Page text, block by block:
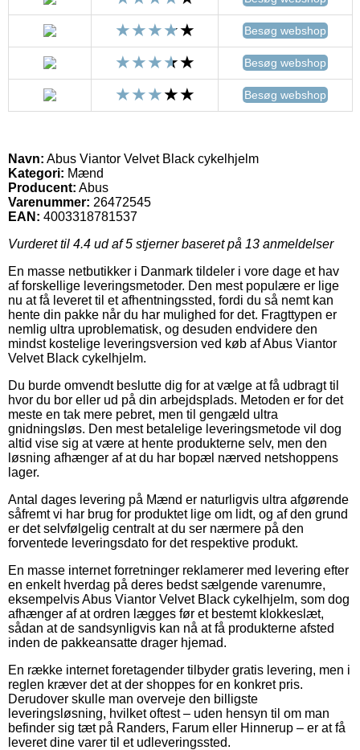
Besøg webshop
Besøg webshop
Besøg webshop
Navn: Abus Viantor Velvet Black cykelhjelm
Kategori: Mænd
Producent: Abus
Varenummer: 26472545
EAN: 4003318781537
Vurderet til 4.4 ud af 5 stjerner baseret på 13 anmeldelser
En masse netbutikker i Danmark tildeler i vore dage et hav
af forskellige leveringsmetoder. Den mest populære er lige
nu at få leveret til et afhentningssted, fordi du så nemt kan
hente din pakke når du har mulighed for det. Fragttypen er
nemlig ultra uproblematisk, og desuden endvidere den
mindst kostelige leveringsversion ved køb af Abus Viantor
Velvet Black cykelhjelm.
Du burde omvendt beslutte dig for at vælge at få udbragt til
hvor du bor eller ud på din arbejdsplads. Metoden er for det
meste en tak mere pebret, men til gengæld ultra
gnidningsløs. Den mest betalelige leveringsmetode vil dog
altid vise sig at være at hente produkterne selv, men den
løsning afhænger af at du har bopæl nærved netshoppens
lager.
Antal dages levering på Mænd er naturligvis ultra afgørende
såfremt vi har brug for produktet lige om lidt, og af den grund
er det selvfølgelig centralt at du ser nærmere på den
forventede leveringsdato for det respektive produkt.
En masse internet forretninger reklamerer med levering efter
en enkelt hverdag på deres bedst sælgende varenumre,
eksempelvis Abus Viantor Velvet Black cykelhjelm, som dog
afhænger af at ordren lægges før et bestemt klokkeslæt,
sådan at de sandsynligvis kan nå at få produkterne afsted
inden de pakkeansatte drager hjemad.
En række internet foretagender tilbyder gratis levering, men i
reglen kræver det at der shoppes for en konkret pris.
Derudover skulle man overveje den billigste
leveringsløsning, hvilket oftest – uden hensyn til om man
befinder sig tæt på Randers, Farum eller Hinnerup – er at få
leveret dine varer til et udleveringssted.